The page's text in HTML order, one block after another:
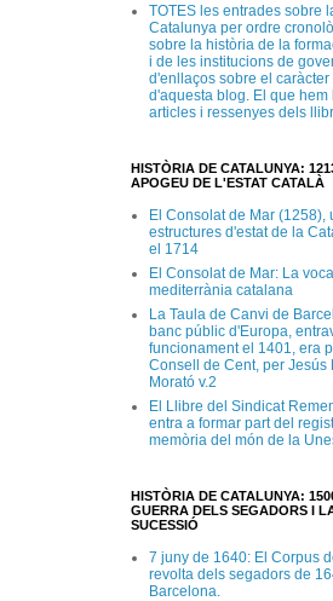
TOTES les entrades sobre
Catalunya per ordre
sobre la història de la
i de les institucions de
d'enllaços sobre el caràcter
d'aquesta blog. El que hem
articles i ressenyes dels
HISTÒRIA DE CATALUNYA:
APOGEU DE L'ESTAT CATALÀ
El Consolat de Mar (1258),
estructures d'estat de la
el 1714
El Consolat de Mar: La
mediterrània catalana
La Taula de Canvi de
banc públic d'Europa,
funcionament el 1401, era
Consell de Cent, per Jesús
Morató v.2
El Llibre del Sindicat
entra a formar part del
memòria del món de la
HISTÒRIA DE CATALUNYA:
GUERRA DELS SEGADORS I
SUCESSIÓ
7 juny de 1640: El Corpus
revolta dels segadors de
Barcelona.